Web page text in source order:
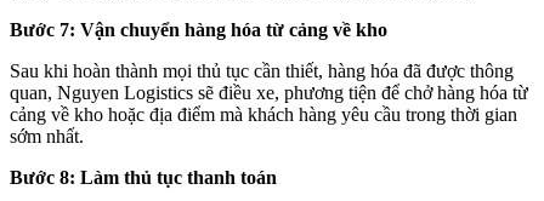
Bước 7: Vận chuyển hàng hóa từ cảng về kho
Sau khi hoàn thành mọi thủ tục cần thiết, hàng hóa đã được thông
quan, Nguyen Logistics sẽ điều xe, phương tiện để chở hàng hóa từ
cảng về kho hoặc địa điểm mà khách hàng yêu cầu trong thời gian
sớm nhất.
Bước 8: Làm thủ tục thanh toán